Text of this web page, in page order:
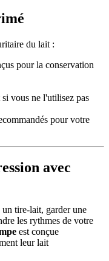
du lait :
pour la conservation
vous ne l'utilisez pas
pour votre
avec
tire-lait, garder une
les rythmes de votre
est conçue
leur lait